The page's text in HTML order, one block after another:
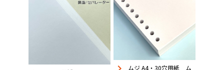
ムジ A4・30穴用紙 ム